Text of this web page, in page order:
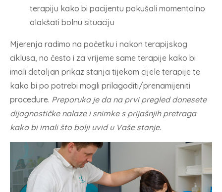
terapiju kako bi pacijentu pokušali momentalno
olakšati bolnu situaciju
Mjerenja radimo na početku i nakon terapijskog
ciklusa, no često i za vrijeme same terapije kako bi
imali detaljan prikaz stanja tijekom cijele terapije te
kako bi po potrebi mogli prilagoditi/prenamijeniti
procedure. Preporuka je da na prvi pregled donesete
dijagnostičke nalaze i snimke s prijašnjih pretraga
kako bi imali što bolji uvid u Vaše stanje.